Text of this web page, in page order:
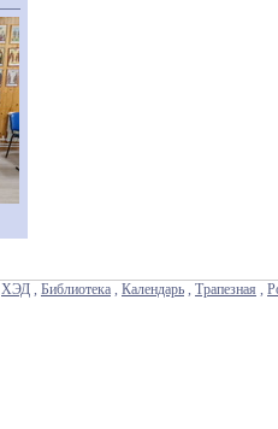
ХЭД , Библиотека , Календарь , Трапезная ,